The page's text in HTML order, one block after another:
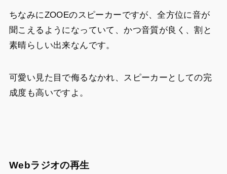
ちなみにZOOEのスピーカーですが、全方位に音が
聞こえるようになっていて、かつ音質が良く、割と
素晴らしい出来なんです。
可愛い見た目で侮るなかれ、スピーカーとしての完
成度も高いですよ。
Webラジオの再生